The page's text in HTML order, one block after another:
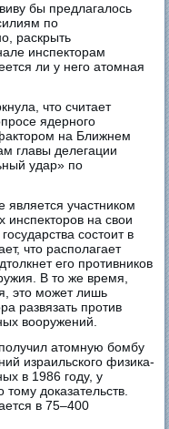
бы предлагалось
по
раскрыть
инспекторам
ли у него атомная
что считает
ядерного
на Ближнем
главы делегации
удар» по
участником
на свои
состоит в
что располагает
его противников
В то же время,
это может лишь
развязать против
вооружений.
атомную бомбу
израильского физика-
в 1986 году, у
доказательств.
в 75–400